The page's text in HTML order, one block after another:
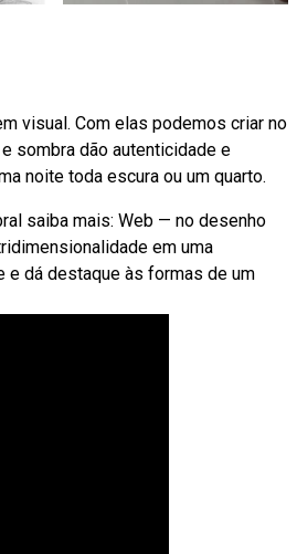
visual. Com elas podemos criar no
sombra dão autenticidade e
noite toda escura ou um quarto.
saiba mais: Web — no desenho
em uma
e dá destaque às formas de um